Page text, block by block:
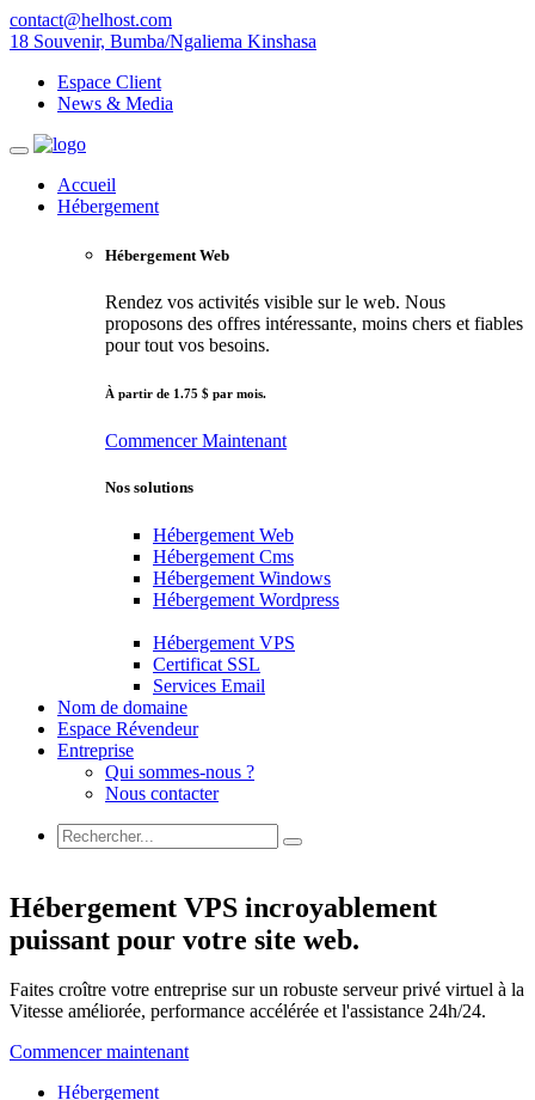
contact@helhost.com
18 Souvenir, Bumba/Ngaliema Kinshasa
Espace Client
News & Media
Accueil
Hébergement
Hébergement Web
Rendez vos activités visible sur le web. Nous
proposons des offres intéressante, moins chers et fiables
pour tout vos besoins.
À partir de 1.75 $ par mois.
CommencerMaintenant
Nos solutions
Hébergement Web
Hébergement Cms
Hébergement Windows
Hébergement Wordpress
Hébergement VPS
Certificat SSL
Services Email
Nom de domaine
Espace Révendeur
Entreprise
Qui sommes-nous ?
Nous contacter
Hébergement VPS incroyablement
puissant pour votre site web.
Faites croître votre entreprise sur un robuste serveur privé virtuel à la
Vitesse améliorée, performance accélérée et l'assistance 24h/24.
Commencer maintenant
Hébergement